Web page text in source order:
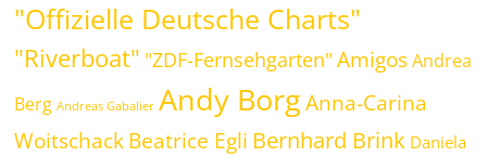
"Offizielle Deutsche Charts"
"Riverboat" "ZDF-Fernsehgarten" Amigos Andrea
Berg Andreas Gabalier Andy Borg Anna-Carina
WoitschackBeatrice Egli Bernhard Brink Daniela